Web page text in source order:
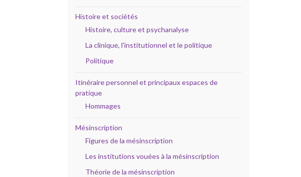
Histoire et sociétés
Histoire, culture et psychanalyse
La clinique, l'institutionnel et le politique
Politique
Itinéraire personnel et principaux espaces de
pratique
Hommages
Mésinscription
Figures de la mésinscription
Les institutions vouées à la mésinscription
Théorie de la mésinscription